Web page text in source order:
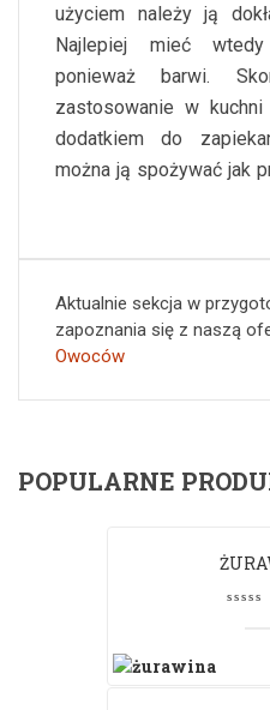
użyciem należy ją
Najlepiej mieć
ponieważ barwi.
zastosowanie w
dodatkiem do
można ją spożywać jak
Aktualnie sekcja w
zapoznania się z naszą
Owoców
POPULARNE